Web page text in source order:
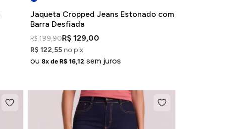
Jaqueta Cropped Jeans Estonado com
Barra Desfiada
R$ 199,90R$ 129,00
R$ 122,55 no pix
ou8x de R$ 16,12 sem juros